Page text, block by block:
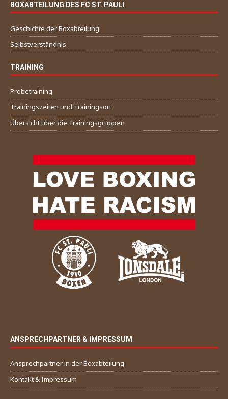
BOXABTEILUNG DES FC ST. PAULI
Geschichte der Boxabteilung
Selbstverständnis
TRAINING
Probetraining
Trainingszeiten und Trainingsort
Übersicht über die Trainingsgruppen
ANSPRECHPARTNER & IMPRESSUM
Ansprechpartner in der Boxabteilung
Kontakt & Impressum